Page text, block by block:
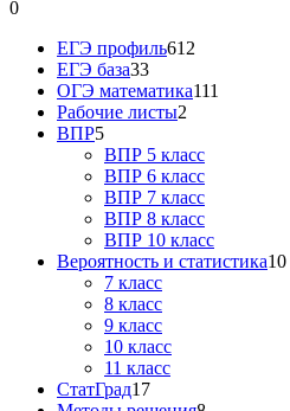
0
ЕГЭ профиль612
ЕГЭ база33
ОГЭ математика111
Рабочие листы2
ВПР5
ВПР 5 класс
ВПР 6 класс
ВПР 7 класс
ВПР 8 класс
ВПР 10 класс
Вероятность и статистика10
7 класс
8 класс
9 класс
10 класс
11 класс
СтатГрад17